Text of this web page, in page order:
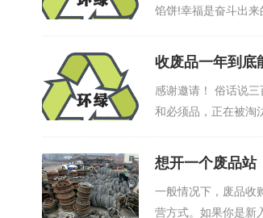
馅饼!幸福是奋斗出
收废品一年到底
感谢邀请！ 俗话说
和必须品，正在被淘
想开一个废品站
一般情况下，废品收
营方式。如果你是新